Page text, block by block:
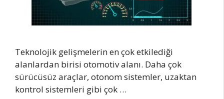
Teknolojik gelişmelerin en çok etkilediği
alanlardan birisi otomotiv alanı. Daha çok
sürücüsüz araçlar, otonom sistemler, uzaktan
kontrol sistemleri gibi çok …